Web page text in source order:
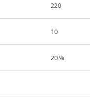
220
10
20 %